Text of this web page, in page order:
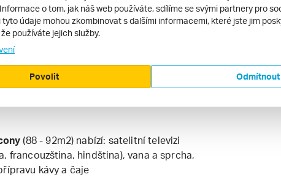
(45 - 45m2) nabízí: satelitní televizi
italština), vana a sprcha,
a set na přípravu kávy a čaje
(85 - 85m2) nabízí: satelitní televizi
arabština, francouzština, italština),
balkon a set na přípravu kávy a
(88 - 92m2) nabízí: satelitní televizi
francouzština, hindština), vana a sprcha,
kávy a čaje
o tom, jak náš web používáte, sdílíme se svými partnery pro
tyto údaje mohou zkombinovat s dalšími informacemi, které jste jim
používáte jejich služby.
Odmítnout
Povolit